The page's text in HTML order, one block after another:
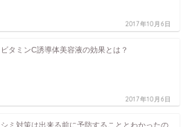
2017年10月6日
ビタミンC誘導体美容液の効果とは？
2017年10月6日
シミ対策は出来る前に予防することとわかったの